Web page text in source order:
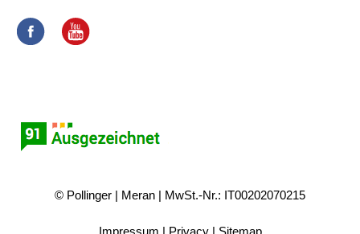
© Pollinger Meran MwSt.-Nr.: IT00202070215
Impressum Privacy Sitemap